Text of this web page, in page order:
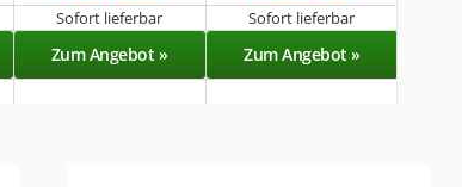
Sofort lieferbar
Sofort lieferbar
Zum Angebot » Zum Angebot »